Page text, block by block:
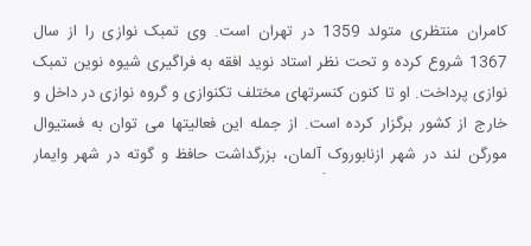
کامران منتظری متولد 1359 در تهران است. وی تمبک نوازی را از سال
1367 شروع کرده و تحت نظر استاد نوید افقه به فراگیری شیوه نوین تمبک
نوازی پرداخت. او تا کنون کنسرتهای مختلف تکنوازی و گروه نوازی در داخل و
خارج از کشور برگزار کرده است. از جمله این فعالیتها می توان به فستیوال
مورگن لند در شهر ازنابوروک آلمان، بزرگداشت حافظ و گوته در شهر وایمار